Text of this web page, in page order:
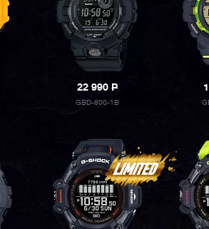
22 990P
GBD-800-1B